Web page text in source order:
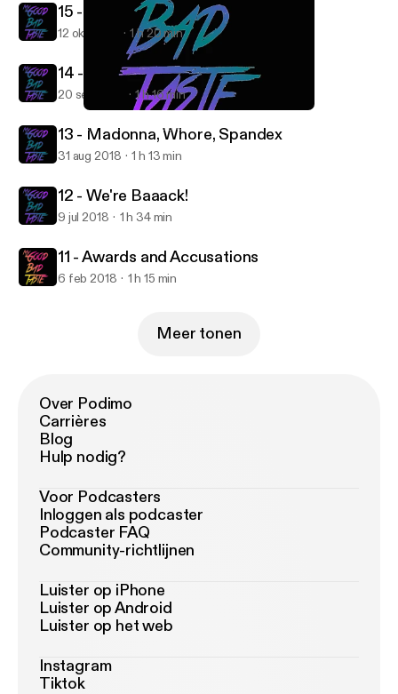
My Good Bad Taste
15 - 2000s Nostalgia
12 okt 2018 1 h 20 min
14 - Conscious Uncoupling
20 sep 2018 1 h 16 min
13 - Madonna, Whore, Spandex
31 aug 2018 1 h 13 min
12 - We're Baaack!
9 jul 2018 1 h 34 min
11 - Awards and Accusations
6 feb 2018 1 h 15 min
Meer tonen
Over Podimo
Carrières
Blog
Hulp nodig?
Voor Podcasters
Inloggen als podcaster
Podcaster FAQ
Community-richtlijnen
Luister op iPhone
Luister op Android
Luister op het web
Instagram
Tiktok